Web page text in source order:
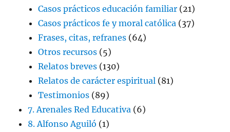
Casos prácticos educación familiar (21)
Casos prácticos fe y moral católica (37)
Frases, citas, refranes (64)
Otros recursos (5)
Relatos breves (130)
Relatos de carácter espiritual (81)
Testimonios (89)
7. Arenales Red Educativa (6)
8. Alfonso Aguiló (1)